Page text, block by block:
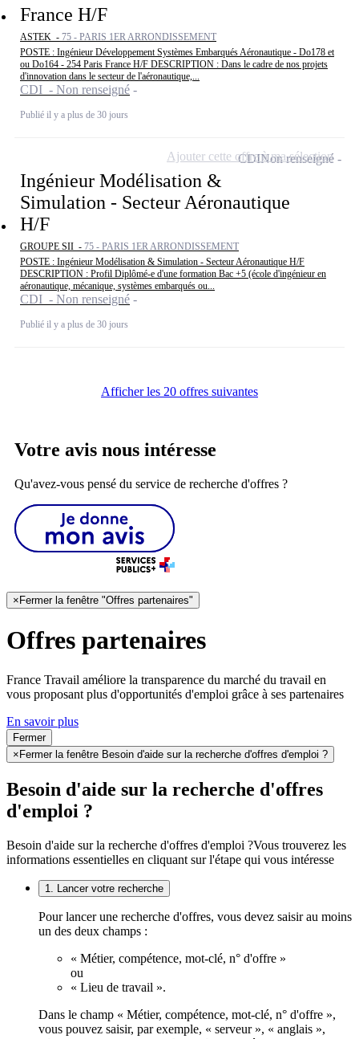
France H/F
ASTEK - 75 - PARIS 1ER ARRONDISSEMENT
POSTE : Ingénieur Développement Systèmes Embarqués Aéronautique - Do178 et
ou Do164 - 254 Paris France H/F DESCRIPTION : Dans le cadre de nos projets
d'innovation dans le secteur de l'aéronautique,...
CDI - Non renseigné
Publié il y a plus de 30 jours
Ingénieur Modélisation &
Simulation - Secteur Aéronautique
H/F
GROUPE SII - 75 - PARIS 1ER ARRONDISSEMENT
POSTE : Ingénieur Modélisation & Simulation - Secteur Aéronautique H/F
DESCRIPTION : Profil Diplômé-e d'une formation Bac +5 (école d'ingénieur en
aéronautique, mécanique, systèmes embarqués ou...
CDI - Non renseigné
Publié il y a plus de 30 jours
CDINon renseigné
Ajouter cette offre à ma sélection
Afficher les 20 offres suivantes
Votre avis nous intéresse
Qu'avez-vous pensé du service de recherche d'offres ?
× Fermer la fenêtre "Offres partenaires"
Offres partenaires
France Travail améliore la transparence du marché du travail en
vous proposant plus d'opportunités d'emploi grâce à ses partenaires
En savoir plus
Fermer
× Fermer la fenêtre Besoin d'aide sur la recherche d'offres d'emploi ?
Besoin d'aide sur la recherche d'offres
d'emploi ?
Besoin d'aide sur la recherche d'offres d'emploi ?Vous trouverez les
informations essentielles en cliquant sur l'étape qui vous intéresse
1. Lancer votre recherche
Pour lancer une recherche d'offres, vous devez saisir au moins
un des deux champs :
« Métier, compétence, mot-clé, n° d'offre »
ou
« Lieu de travail ».
Dans le champ « Métier, compétence, mot-clé, n° d'offre »,
vous pouvez saisir, par exemple, « serveur », « anglais »,